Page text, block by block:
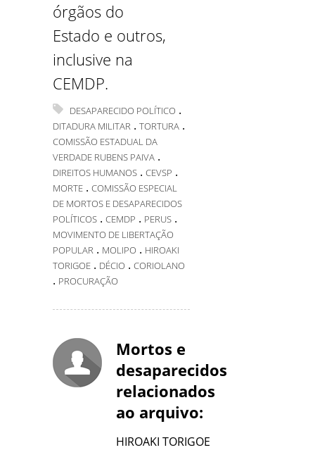
órgãos do
Estado e outros,
inclusive na
CEMDP.
DESAPARECIDO POLÍTICO .
DITADURA MILITAR . TORTURA .
COMISSÃO ESTADUAL DA
VERDADE RUBENS PAIVA .
DIREITOS HUMANOS . CEVSP .
MORTE . COMISSÃO ESPECIAL
DE MORTOS E DESAPARECIDOS
POLÍTICOS . CEMDP . PERUS .
MOVIMENTO DE LIBERTAÇÃO
POPULAR . MOLIPO . HIROAKI
TORIGOE . DÉCIO . CORIOLANO
. PROCURAÇÃO
Mortos e
desaparecidos
relacionados
ao arquivo:
HIROAKI TORIGOE